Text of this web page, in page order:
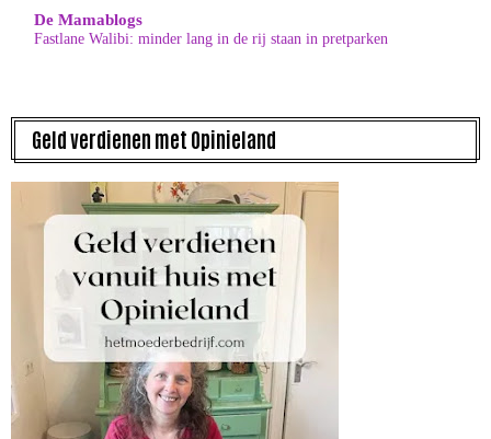
De Mamablogs
Fastlane Walibi: minder lang in de rij staan in pretparken
Geld verdienen met Opinieland